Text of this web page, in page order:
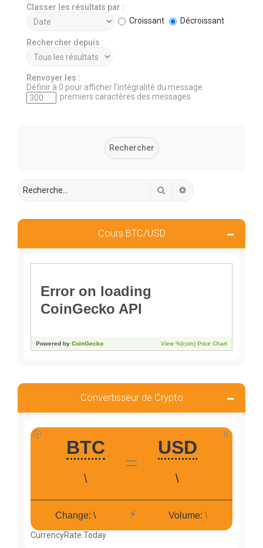
Classer les résultats par :
Croissant
Décroissant
Rechercher depuis :
Renvoyer les :
Définir à 0 pour afficher l’intégralité du message.
premiers caractères des messages
Rechercher
Cours BTC/USD
Convertisseur de Crypto
CurrencyRate.Today